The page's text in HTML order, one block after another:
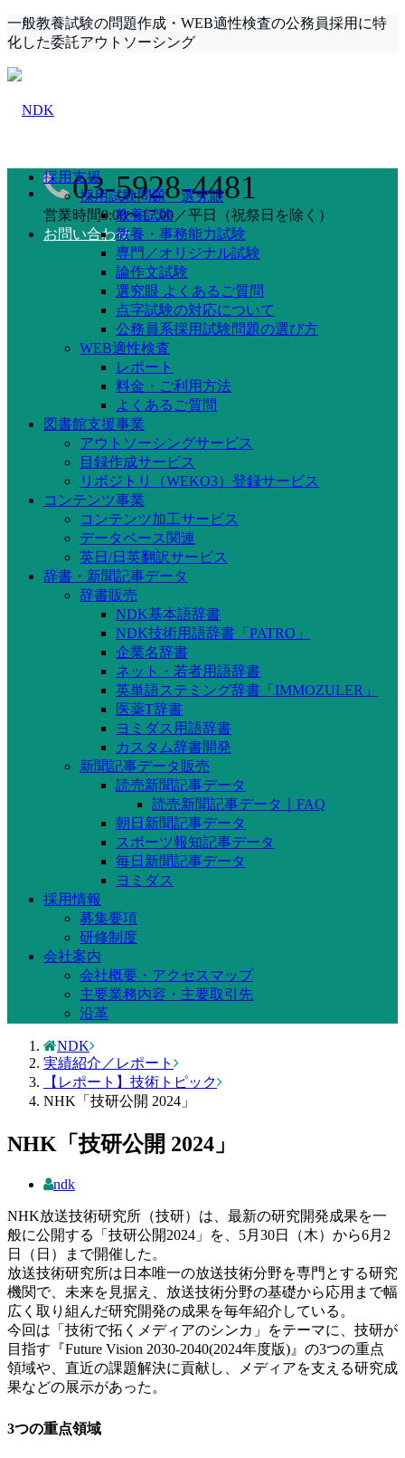
一般教養試験の問題作成・WEB適性検査の公務員採用に特
化した委託アウトソーシング
03-5928-4481
営業時間9:00〜17:00／平日（祝祭日を除く）
お問い合わせ
採用支援
採用試験問題 選究眼
教養試験
教養・事務能力試験
専門／オリジナル試験
論作文試験
選究眼 よくあるご質問
点字試験の対応について
公務員系採用試験問題の選び方
WEB適性検査
レポート
料金・ご利用方法
よくあるご質問
図書館支援事業
アウトソーシングサービス
目録作成サービス
リポジトリ（WEKO3）登録サービス
コンテンツ事業
コンテンツ加工サービス
データベース関連
英日/日英翻訳サービス
辞書・新聞記事データ
辞書販売
NDK基本語辞書
NDK技術用語辞書「PATRO」
企業名辞書
ネット・若者用語辞書
英単語ステミング辞書「IMMOZULER」
医薬T辞書
ヨミダス用語辞書
カスタム辞書開発
新聞記事データ販売
読売新聞記事データ
読売新聞記事データ｜FAQ
朝日新聞記事データ
スポーツ報知記事データ
毎日新聞記事データ
ヨミダス
採用情報
募集要項
研修制度
会社案内
会社概要・アクセスマップ
主要業務内容・主要取引先
沿革
NDK
実績紹介／レポート
【レポート】技術トピック
NHK「技研公開 2024」
NHK「技研公開 2024」
ndk
NHK放送技術研究所（技研）は、最新の研究開発成果を一
般に公開する「技研公開2024」を、5月30日（木）から6月2
日（日）まで開催した。
放送技術研究所は日本唯一の放送技術分野を専門とする研究
機関で、未来を見据え、放送技術分野の基礎から応用まで幅
広く取り組んだ研究開発の成果を毎年紹介している。
今回は「技術で拓くメディアのシンカ」をテーマに、技研が
目指す『Future Vision 2030-2040(2024年度版)』の3つの重点
領域や、直近の課題解決に貢献し、メディアを支える研究成
果などの展示があった。
3つの重点領域